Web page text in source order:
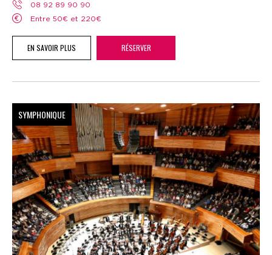
08 92 89 90 90
Entre 50€ et 220€
EN SAVOIR PLUS RÉSERVER
SYMPHONIQUE